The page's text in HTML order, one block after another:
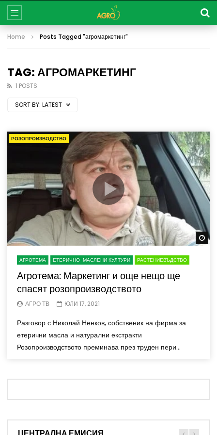
Home Posts Tagged "агромаркетинг"
TAG: АГРОМАРКЕТИНГ
1 POSTS
SORT BY: LATEST
РОЗОПРОИЗВОДСТВО
АГРОТЕМА ЕТЕРИЧНО-МАСЛЕНИ КУЛТУРИ РАСТЕНИЕВЪДСТВО
Агротема: Маркетинг и още нещо ще
спасят розопроизводството
АГРО ТВ ЮЛИ 17, 2021
Разговор с Николай Ненков, собственик на фирма за
етерични масла и натурални екстракти
Розопроизводството преминава през труден пери...